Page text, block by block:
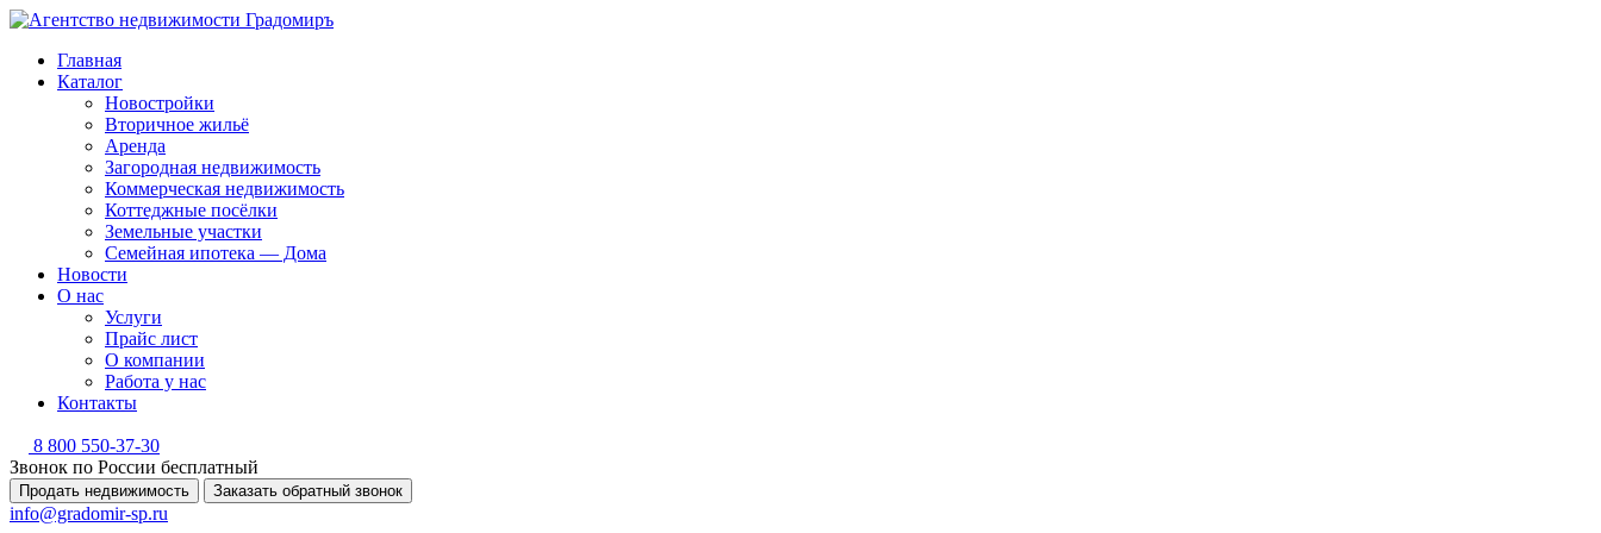
Главная
Каталог
Новостройки
Вторичное жильё
Аренда
Загородная недвижимость
Коммерческая недвижимость
Коттеджные посёлки
Земельные участки
Семейная ипотека — Дома
Новости
О нас
Услуги
Прайс лист
О компании
Работа у нас
Контакты
8 800 550-37-30
Звонок по России бесплатный
Продать недвижимость Заказать обратный звонок
info@gradomir-sp.ru